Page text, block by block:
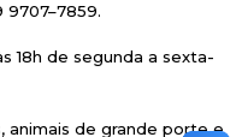
9707–7859.
18h de segunda a sexta-
animais de grande porte e